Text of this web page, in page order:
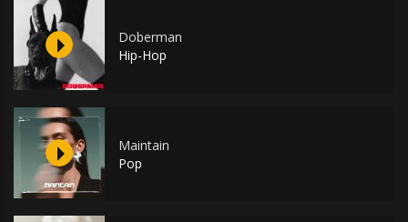
Doberman
Hip-Hop
Maintain
Pop